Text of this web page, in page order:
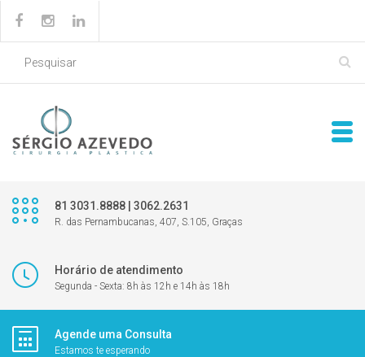
81 3031.8888 | 3062.2631
R. das Pernambucanas, 407, S.105, Graças
Horário de atendimento
Segunda - Sexta: 8h às 12h e 14h às 18h
Agende uma Consulta
Estamos te esperando